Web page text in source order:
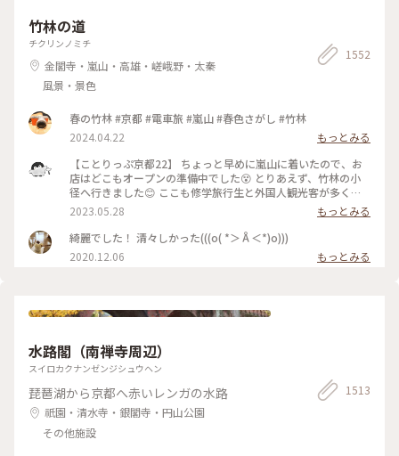
竹林の道
チクリンノミチ
金閣寺・嵐山・高雄・嵯峨野・太秦
風景・景色
1552
春の竹林 #京都 #電車旅 #嵐山 #春色さがし #竹林
2024.04.22
もっとみる
【ことりっぷ京都22】 ちょっと早めに嵐山に着いたので、お
店はどこもオープンの準備中でした😵 とりあえず、竹林の小
径へ行きました😊 ここも修学旅行生と外国人観光客が多く、
特に中国系の方の声が竹林の中に響いていました🤫 竹林の小
径には人力車専用の道が整備されており、外国人観光客を乗せ
た人力車に出会いました😄 #私のことりっぷ旅 #京都 #竹林の
小径 #人力車 令和５年５月21日撮影
2023.05.28
もっとみる
綺麗でした！ 清々しかった(((o( *＞Å＜*)o)))
2020.12.06
もっとみる
水路閣（南禅寺周辺）
スイロカクナンゼンジシュウヘン
琵琶湖から京都へ赤いレンガの水路
祇園・清水寺・銀閣寺・円山公園
その他施設
1513